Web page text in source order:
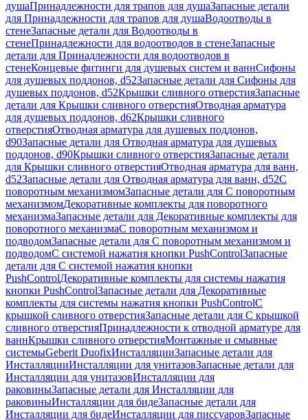
душаПринадлежности для трапов для душаЗапасные детали
для Принадлежности для трапов для душаВодоотводы в
стенеЗапасные детали для Водоотводы в
стенеПринадлежности для водоотводов в стенеЗапасные
детали для Принадлежности для водоотводов в
стенеКонцевые фитинги для душевых систем и ваннСифоны
для душевых поддонов, d52Запасные детали для Сифоны для
душевых поддонов, d52Крышки сливного отверстияЗапасные
детали для Крышки сливного отверстияОтводная арматура
для душевых поддонов, d62Крышки сливного
отверстияОтводная арматура для душевых поддонов,
d90Запасные детали для Отводная арматура для душевых
поддонов, d90Крышки сливного отверстияЗапасные детали
для Крышки сливного отверстияОтводная арматура для ванн,
d52Запасные детали для Отводная арматура для ванн, d52С
поворотным механизмомЗапасные детали для С поворотным
механизмомДекоративные комплекты для поворотного
механизмаЗапасные детали для Декоративные комплекты для
поворотного механизмаС поворотным механизмом и
подводомЗапасные детали для С поворотным механизмом и
подводомС системой нажатия кнопки PushControlЗапасные
детали для С системой нажатия кнопки
PushControlДекоративные комплекты для системы нажатия
кнопки PushControlЗапасные детали для Декоративные
комплекты для системы нажатия кнопки PushControlС
крышкой сливного отверстияЗапасные детали для С крышкой
сливного отверстияПринадлежности к отводной арматуре для
ваннКрышки сливного отверстияМонтажные и смывные
системыGeberit DuofixИнсталляцииЗапасные детали для
ИнсталляцииИнсталляции для унитазовЗапасные детали для
Инсталляции для унитазовИнсталляции для
раковиныЗапасные детали для Инсталляции для
раковиныИнсталляции для бидеЗапасные детали для
Инсталляции для бидеИнсталляции для писсуаровЗапасные